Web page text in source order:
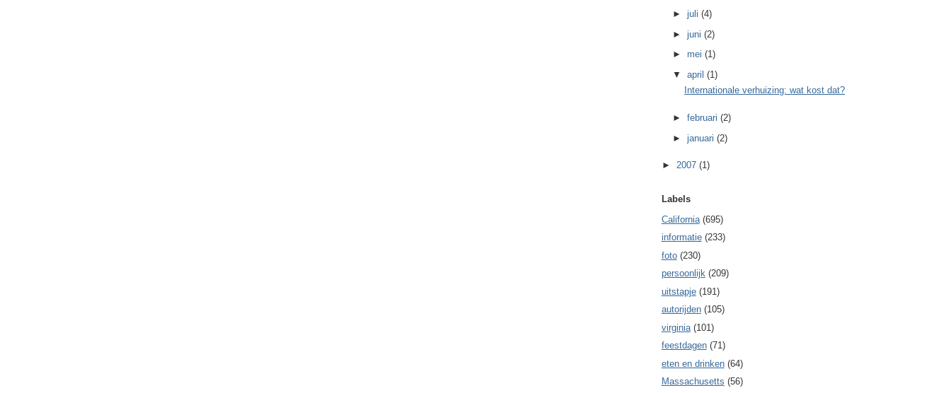
►juli(4)
►juni(2)
►mei(1)
▼april(1)
Internationale verhuizing: wat kost dat?
►februari(2)
►januari(2)
► 2007 (1)
Labels
California (695)
informatie (233)
foto (230)
persoonlijk (209)
uitstapje (191)
autorijden (105)
virginia (101)
feestdagen (71)
eten en drinken (64)
Massachusetts (56)